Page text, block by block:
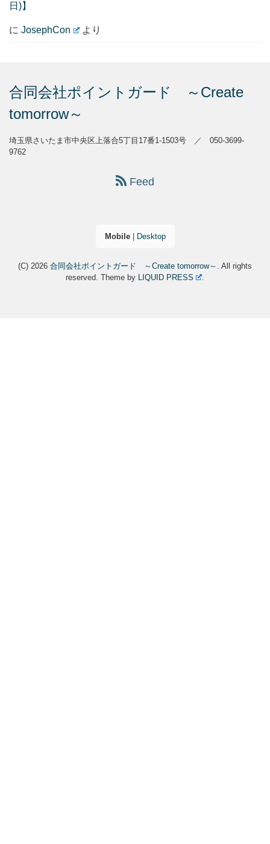
日)】
に JosephCon より
合同会社ポイントガード ～Create
tomorrow～
埼玉県さいたま市中央区上落合5丁目17番1-1503号 ／ 050-3699-
9762
Feed
Mobile| Desktop
(C) 2026 合同会社ポイントガード ～Create tomorrow～ . All rights
reserved.Theme by LIQUID PRESS .